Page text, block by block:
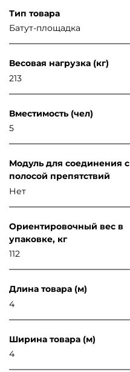
Тип товара
Батут-площадка
Весовая нагрузка (кг)
213
Вместимость (чел)
5
Модуль для соединения с
полосой препятствий
Нет
Ориентировочный вес в
упаковке, кг
112
Длина товара (м)
4
Ширина товара (м)
4